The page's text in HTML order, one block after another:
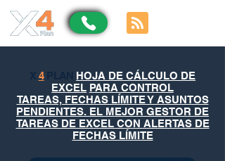
4PLAN HOJA DE CÁLCULO DE
EXCEL PARA CONTROL
TAREAS, FECHAS LÍMITE Y ASUNTOS
PENDIENTES. EL MEJOR GESTOR DE
TAREAS DE EXCEL CON ALERTAS DE
FECHAS LÍMITE